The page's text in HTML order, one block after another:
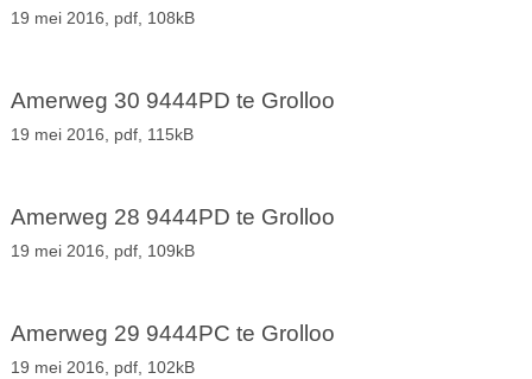
19 mei 2016, pdf, 108kB
Amerweg 30 9444PD te Grolloo
19 mei 2016, pdf, 115kB
Amerweg 28 9444PD te Grolloo
19 mei 2016, pdf, 109kB
Amerweg 29 9444PC te Grolloo
19 mei 2016, pdf, 102kB